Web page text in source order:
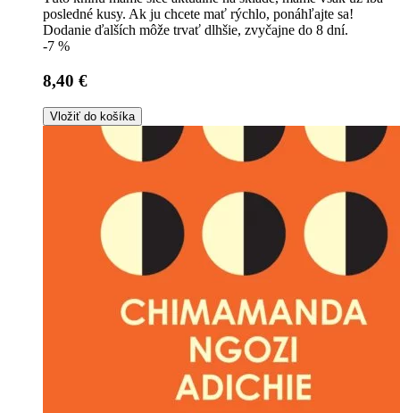
posledné kusy. Ak ju chcete mať rýchlo, ponáhľajte sa!
Dodanie ďalších môže trvať dlhšie, zvyčajne do 8 dní.
-7 %
8,40 €
Vložiť do košíka